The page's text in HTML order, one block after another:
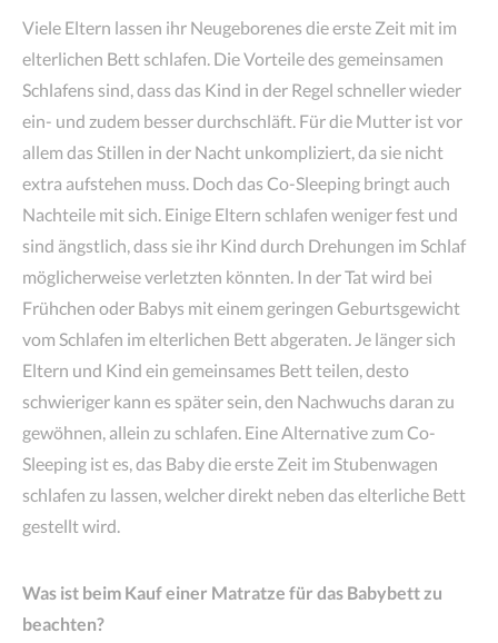
Viele Eltern lassen ihr Neugeborenes die erste Zeit mit im
elterlichen Bett schlafen. Die Vorteile des gemeinsamen
Schlafens sind, dass das Kind in der Regel schneller wieder
ein- und zudem besser durchschläft. Für die Mutter ist vor
allem das Stillen in der Nacht unkompliziert, da sie nicht
extra aufstehen muss. Doch das Co-Sleeping bringt auch
Nachteile mit sich. Einige Eltern schlafen weniger fest und
sind ängstlich, dass sie ihr Kind durch Drehungen im Schlaf
möglicherweise verletzten könnten. In der Tat wird bei
Frühchen oder Babys mit einem geringen Geburtsgewicht
vom Schlafen im elterlichen Bett abgeraten. Je länger sich
Eltern und Kind ein gemeinsames Bett teilen, desto
schwieriger kann es später sein, den Nachwuchs daran zu
gewöhnen, allein zu schlafen. Eine Alternative zum Co-
Sleeping ist es, das Baby die erste Zeit im Stubenwagen
schlafen zu lassen, welcher direkt neben das elterliche Bett
gestellt wird.
Was ist beim Kauf einer Matratze für das Babybett zu
beachten?